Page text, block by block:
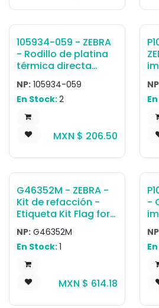
105934-059 - ZEBRA
- Rodillo de platina
térmica directa
Platen Rollers
Bearings (Direct
Thermal)
NP: 105934-059
En Stock:2
MXN $ 206.50
G46352M - ZEBRA -
Kit de refacción -
Etiqueta Kit Flag for
Cabezal de
Impresión Open
Sensor Xi4 Series,
105SLPlus, ZT510
NP: G46352M
En Stock:1
MXN $ 614.18
-